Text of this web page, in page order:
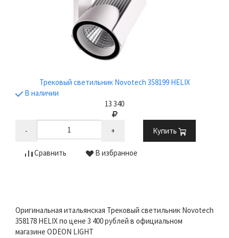
Трековый светильник Novotech 358199 HELIX
В наличии
13 340
- + Купить
Сравнить В избранное
Оригинальная итальянская Трековый светильник Novotech
358178 HELIX по цене 3 400 рублей в официальном
магазине ODEON LIGHT